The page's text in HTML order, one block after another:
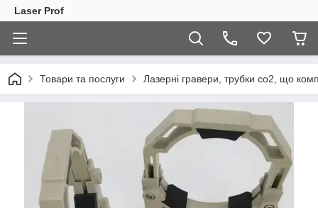
Laser Prof
Товари та послуги Лазерні гравери, трубки co2, що